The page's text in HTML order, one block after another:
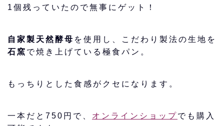
1個残っていたので無事にゲット！
自家製天然酵母 を使用し、こだわり製法の生地を
石窯 で焼き上げている極食パン。
もっちりとした食感がクセになります。
一本だと750円で、 オンラインショップでも購入